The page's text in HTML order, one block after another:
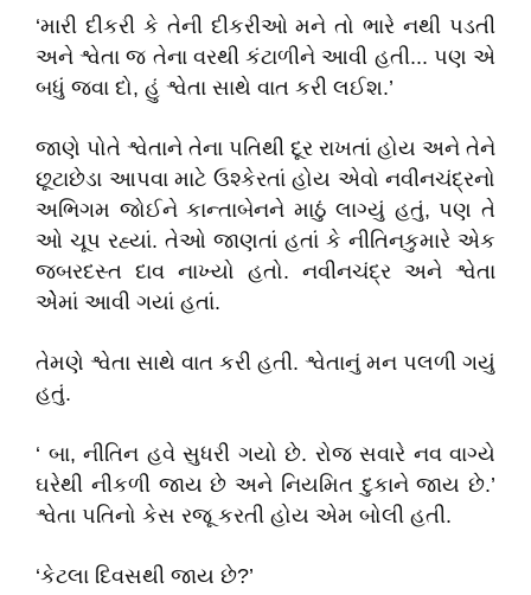
‘મારી દીકરી કે તેની દીકરીઓ મને તો ભારે નથી પડતી
અને શ્વેતા જ તેના વરથી કંટાળીને આવી હતી... પણ એ
બધું જવા દો, હું શ્વેતા સાથે વાત કરી લઈશ.’
જાણે પોતે શ્વેતાને તેના પતિથી દૂર રાખતાં હોય અને તેને
છૂટાછેડા આપવા માટે ઉશ્કેરતાં હોય એવો નવીનચંદ્રનો
અભિગમ જોઈને કાન્તાબેનને માઠું લાગ્યું હતું, પણ તે
ઓ ચૂપ રહ્યાં. તેઓ જાણતાં હતાં કે નીતિનકુમારે એક
જબરદસ્ત દાવ નાખ્યો હતો. નવીનચંદ્ર અને શ્વેતા
એેમાં આવી ગયાં હતાં.
તેમણે શ્વેતા સાથે વાત કરી હતી. શ્વેતાનું મન પલળી ગયું
હતું.
‘ બા, નીતિન હવે સુધરી ગયો છે. રોજ સવારે નવ વાગ્યે
ઘરેથી નીકળી જાય છે અને નિયમિત દુકાને જાય છે.’
શ્વેતા પતિનો કેસ રજૂ કરતી હોય એમ બોલી હતી.
‘કેટલા દિવસથી જાય છે?’